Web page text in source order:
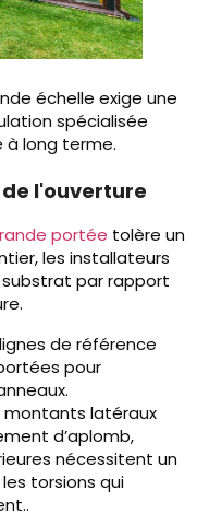
échelle exige une
spécialisée
à long terme.
l'ouverture
portée tolère un
les installateurs
par rapport
de référence
pour
montants latéraux
d’aplomb,
nécessitent un
torsions qui